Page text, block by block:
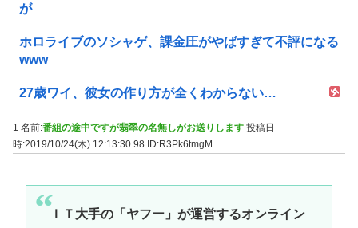
が
ホロライブのソシャゲ、課金圧がやばすぎて不評になる
www
27歳ワイ、彼女の作り方が全くわからない…
1 名前:番組の途中ですが翡翠の名無しがお送りします 投稿日
時:2019/10/24(木) 12:13:30.98 ID:R3Pk6tmgM
ＩＴ大手の「ヤフー」が運営するオンライン